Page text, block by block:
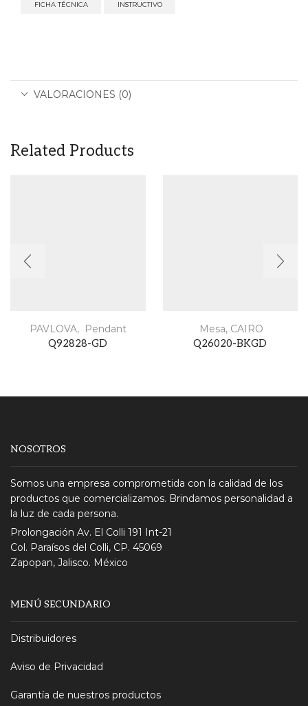
FICHA TÉCNICA INSTRUCTIVO
VALORACIONES (0)
Related Products
PAVLOVA, Pendant
Q92828-GD
Mesa, CAIRO
Q26020-BKGD
NOSOTROS
Somos una empresa comprometida con la calidad de los
productos que comercializamos. Brindamos personalidad a
la luz de cada persona.
Prolongación Av. El Colli 191 Int-21
Col. Paraísos del Colli, CP. 45069
Zapopan, Jalisco. México
MENÚ SECUNDARIO
Distribuidores
Aviso de Privacidad
Garantía de nuestros productos